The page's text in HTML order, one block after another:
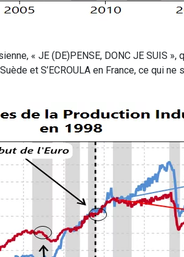
« JE (DE)PENSE, DONC JE SUIS
et S’ECROULA en France, ce qui